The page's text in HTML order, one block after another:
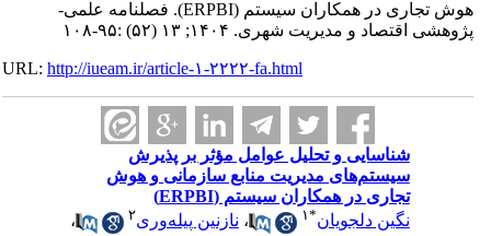
هوش تجاری در همکاران سیستم (ERPBI). فصلنامه علمی-
پژوهشی اقتصاد و مدیریت شهری. ۱۴۰۴; ۱۳ (۵۲) :۹۵-۱۰۸
URL:http://iueam.ir/article-۱-۲۲۲۲-fa.html
شناسایی و تحلیل عوامل مؤثر بر پذیرش
سیستم‌های مدیریت منابع سازمانی و هوش
تجاری در همکاران سیستم (ERPBI)
نگین دلجویان *۱ ،نازنین پیله‌وری۲
،